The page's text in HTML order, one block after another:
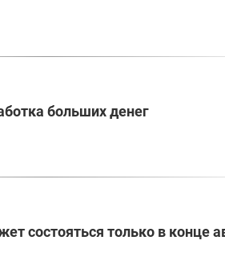
больших денег
состояться только в конце